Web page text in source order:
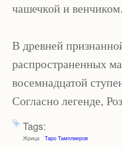
чашечкой и
В древней
распространенных
восемнадцатой
Согласно легенде,
Tags:
Жрица Таро Тамплиеров